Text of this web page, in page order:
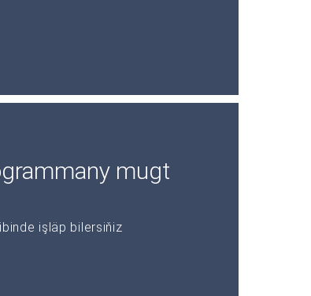
mugt
işläp bilersiňiz